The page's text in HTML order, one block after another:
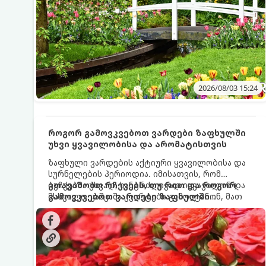
2026/08/03 15:24
როგორ გამოვკვებოთ ვარდები ზაფხულში
უხვი ყვავილობისა და არომატისთვის
ზაფხული ვარდების აქტიური ყვავილობისა და
სურნელების პერიოდია. იმისათვის, რომ
ბუჩქებმა უხვად, ხანგრძლივად იყვავილონ და
მსხვილი, კაშკაშა კვირტები გამოიტანონ, მათ
რეგულარული და სწორი გამოკვება
სჭირდებათ. ზაფხულის პერიოდში მცენარის
მოთხოვნილებები იცვლება, ამიტომ
მნიშვნელოვანია ვიცოდეთ, რომელი სასუქები
გამოიყენება ამ დროს.
გთავაზობთ რჩევებს, თუ რით და როგორ
გამოვკვებოთ ვარდები ზაფხულში
საუკეთესო შედეგის მისაღწევად: